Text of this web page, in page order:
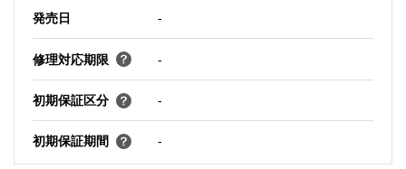
発売日 -
修理対応期限 -
初期保証区分 -
初期保証期間 -